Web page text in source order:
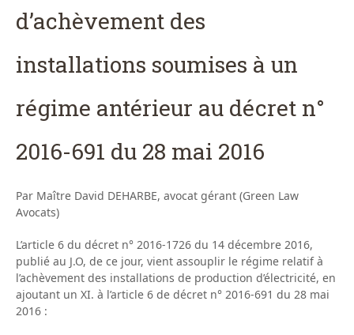
d’achèvement des
installations soumises à un
régime antérieur au décret n°
2016-691 du 28 mai 2016
Par Maître David DEHARBE, avocat gérant (Green Law
Avocats)
L’article 6 du décret n° 2016-1726 du 14 décembre 2016,
publié au J.O, de ce jour, vient assouplir le régime relatif à
l’achèvement des installations de production d’électricité, en
ajoutant un XI. à l’article 6 de décret n° 2016-691 du 28 mai
2016 :